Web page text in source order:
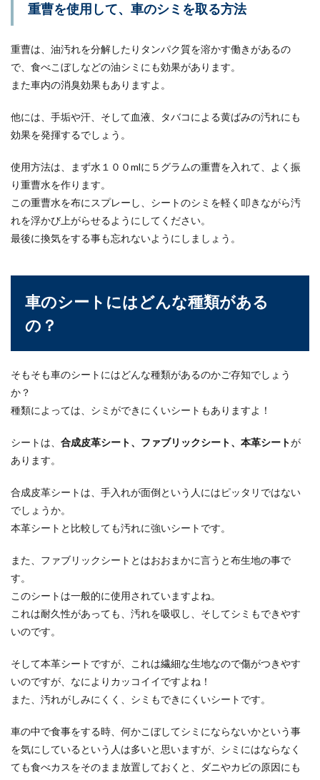
重曹を使用して、車のシミを取る方法
重曹は、油汚れを分解したりタンパク質を溶かす働きがあるの
で、食べこぼしなどの油シミにも効果があります。
また車内の消臭効果もありますよ。
他には、手垢や汗、そして血液、タバコによる黄ばみの汚れにも
効果を発揮するでしょう。
使用方法は、まず水１００mlに５グラムの重曹を入れて、よく振
り重曹水を作ります。
この重曹水を布にスプレーし、シートのシミを軽く叩きながら汚
れを浮かび上がらせるようにしてください。
最後に換気をする事も忘れないようにしましょう。
車のシートにはどんな種類がある
の？
そもそも車のシートにはどんな種類があるのかご存知でしょう
か？
種類によっては、シミができにくいシートもありますよ！
シートは、 合成皮革シート、ファブリックシート、本革シートが
あります。
合成皮革シートは、手入れが面倒という人にはピッタリではない
でしょうか。
本革シートと比較しても汚れに強いシートです。
また、ファブリックシートとはおおまかに言うと布生地の事で
す。
このシートは一般的に使用されていますよね。
これは耐久性があっても、汚れを吸収し、そしてシミもできやす
いのです。
そして本革シートですが、これは繊細な生地なので傷がつきやす
いのですが、なによりカッコイイですよね！
また、汚れがしみにくく、シミもできにくいシートです。
車の中で食事をする時、何かこぼしてシミにならないかという事
を気にしているという人は多いと思いますが、シミにはならなく
ても食べカスをそのまま放置しておくと、ダニやカビの原因にも